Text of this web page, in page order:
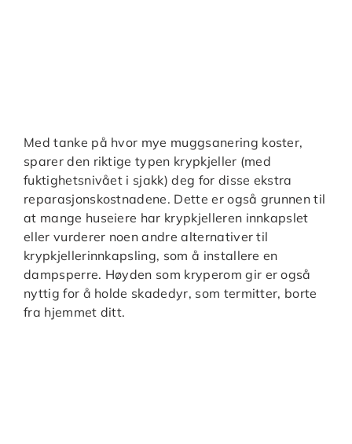
Med tanke på hvor mye muggsanering koster,
sparer den riktige typen krypkjeller (med
fuktighetsnivået i sjakk) deg for disse ekstra
reparasjonskostnadene. Dette er også grunnen til
at mange huseiere har krypkjelleren innkapslet
eller vurderer noen andre alternativer til
krypkjellerinnkapsling, som å installere en
dampsperre. Høyden som kryperom gir er også
nyttig for å holde skadedyr, som termitter, borte
fra hjemmet ditt.